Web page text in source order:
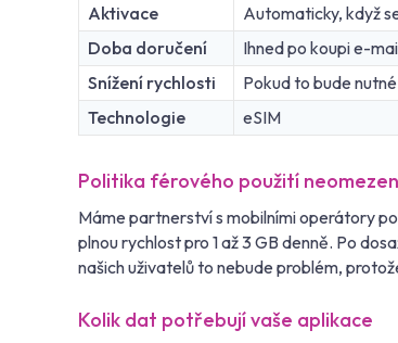
Aktivace
Automaticky, když
Doba doručení
Ihned po koupi e-
Snížení rychlosti
Pokud to bude
Technologie
eSIM
Politika férového použití
Máme partnerství s mobilními operátory
plnou rychlost pro 1 až 3 GB denně. Po
našich uživatelů to nebude problém,
Kolik dat potřebují vaše aplikace